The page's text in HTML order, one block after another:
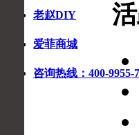
老赵DIY
爱菲商城
咨询热线：400-9955-